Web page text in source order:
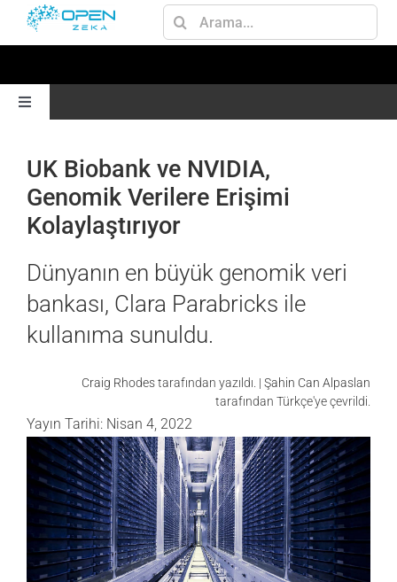
Ara:
Toggle
GEN AI
JETSON
AI
OMNIVERSE
VERİ MERKEZİ
OYUN
SAĞLIK
UK Biobank ve NVIDIA,
Genomik Verilere Erişimi
Kolaylaştırıyor
Dünyanın en büyük genomik veri
bankası, Clara Parabricks ile
kullanıma sunuldu.
Craig Rhodestarafından yazıldı. |Şahin Can Alpaslan
tarafından Türkçe'ye çevrildi.
Yayın Tarihi: Nisan 4, 2022